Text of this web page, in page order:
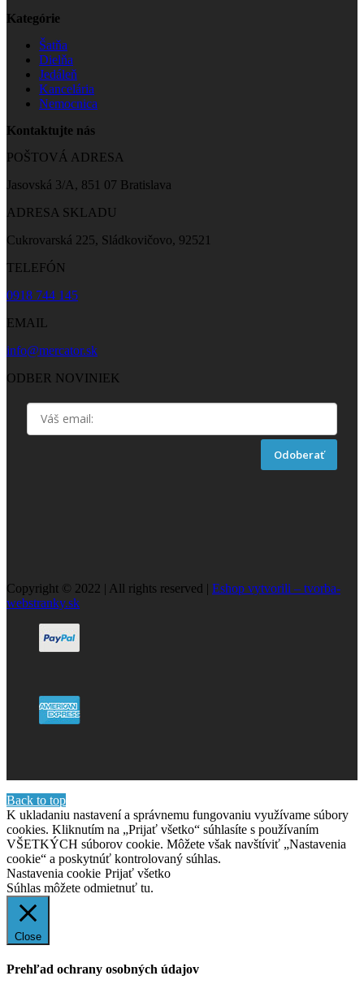
Kategórie
Šatňa
Dielňa
Jedáleň
Kancelária
Nemocnica
Kontaktujte nás
POŠTOVÁ ADRESA
Jasovská 3/A, 851 07 Bratislava
ADRESA SKLADU
Cukrovarská 225, Sládkovičovo, 92521
TELEFÓN
0918 744 145
EMAIL
info@mercator.sk
ODBER NOVINIEK
Odoberať
Copyright © 2022 | All rights reserved | Eshop vytvorili – tvorba-
webstranky.sk
Back to top
K ukladaniu nastavení a správnemu fungovaniu využívame súbory
cookies. Kliknutím na „Prijať všetko“ súhlasíte s používaním
VŠETKÝCH súborov cookie. Môžete však navštíviť „Nastavenia
cookie“ a poskytnúť kontrolovaný súhlas.
Nastavenia cookie Prijať všetko
Súhlas môžete odmietnuť tu.
Close
Prehľad ochrany osobných údajov